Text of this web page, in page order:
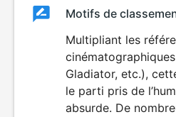
ClassementClassement
Motifs de
Multipliant les
Gladiator, etc.),
le parti pris de
absurde. De